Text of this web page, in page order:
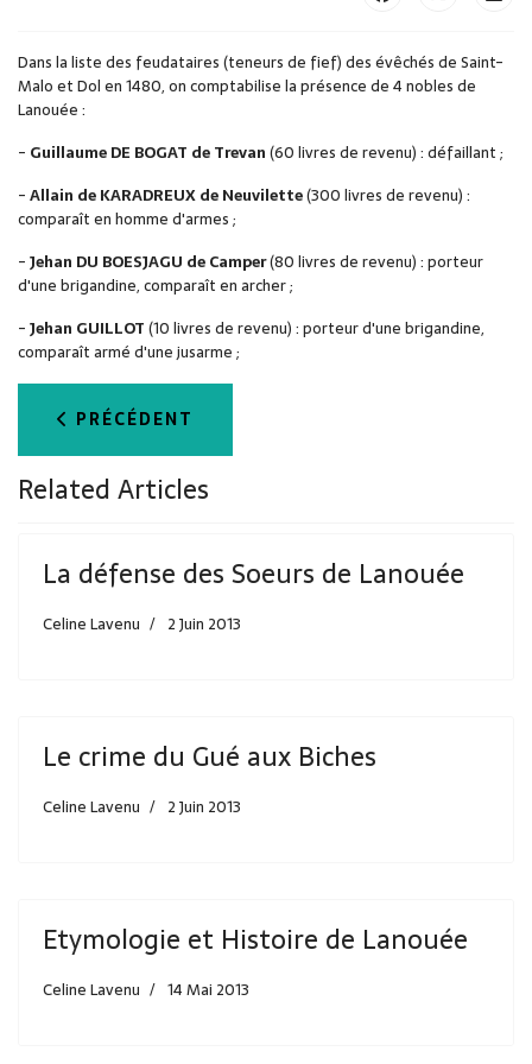
Dans la liste des feudataires (teneurs de fief) des évêchés de Saint-
Malo et Dol en 1480, on comptabilise la présence de 4 nobles de
Lanouée :
- Guillaume DE BOGAT de Trevan(60 livres de revenu) : défaillant ;
-Allain de KARADREUX de Neuvilette(300 livres de revenu) :
comparaît en homme d'armes ;
-Jehan DU BOESJAGU de Camper(80 livres de revenu) : porteur
d'une brigandine, comparaît en archer ;
-Jehan GUILLOT(10 livres de revenu) : porteur d'une brigandine,
comparaît armé d'une jusarme ;
ARTICLE PRÉCÉDENT : ETYMOLOGIE ET
PRÉCÉDENT
Related Articles
La défense des Soeurs de Lanouée
Celine Lavenu 2 Juin 2013
Le crime du Gué aux Biches
Celine Lavenu 2 Juin 2013
Etymologie et Histoire de Lanouée
Celine Lavenu 14 Mai 2013